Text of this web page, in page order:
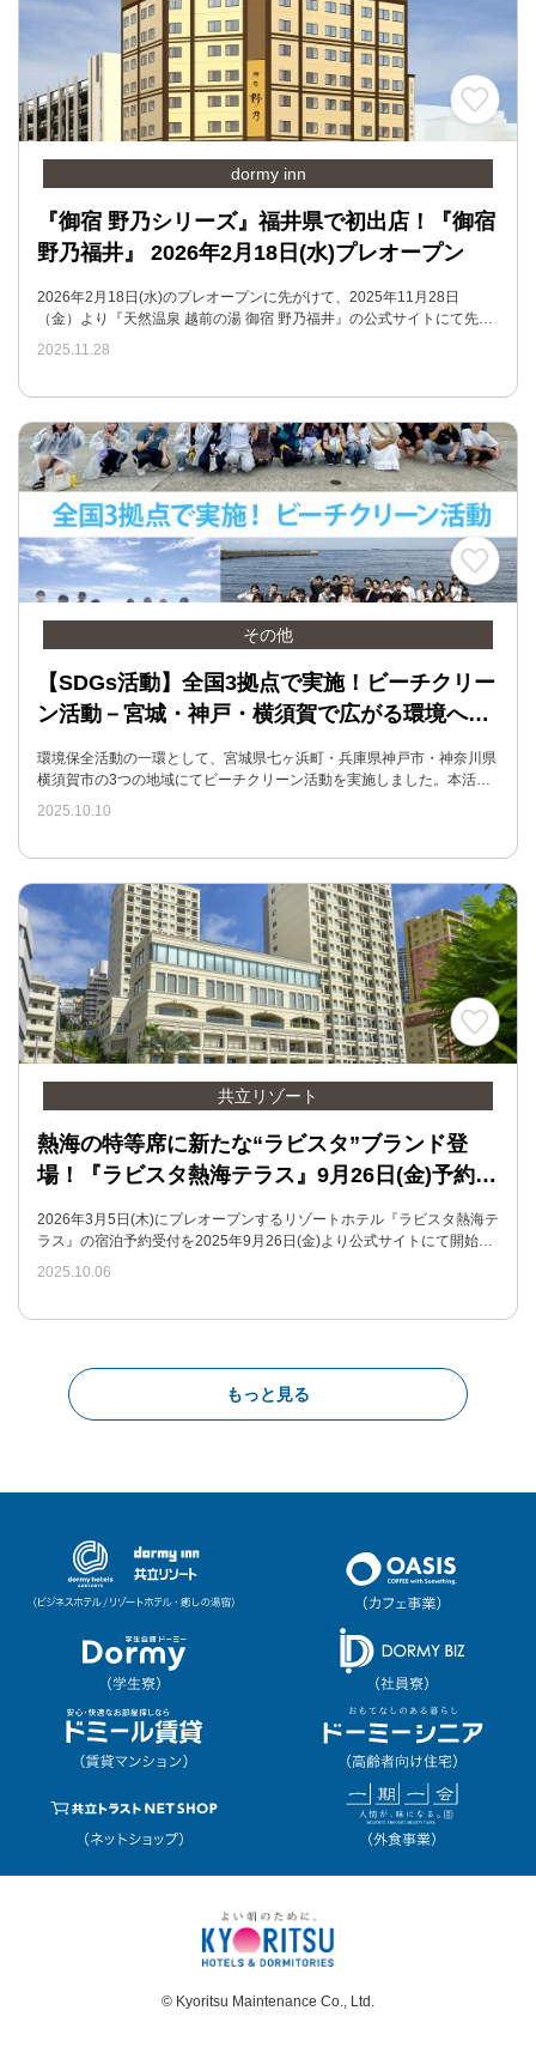
dormy inn
『御宿 野乃シリーズ』福井県で初出店！『御宿
野乃福井』 2026年2月18日(水)プレオープン
2026年2月18日(水)のプレオープンに先がけて、2025年11月28日
（金）より『天然温泉 越前の湯 御宿 野乃福井』の公式サイトにて先…
2025.11.28
その他
【SDGs活動】全国3拠点で実施！ビーチクリー
ン活動－宮城・神戸・横須賀で広がる環境へ…
環境保全活動の一環として、宮城県七ヶ浜町・兵庫県神戸市・神奈川県
横須賀市の3つの地域にてビーチクリーン活動を実施しました。本活…
2025.10.10
共立リゾート
熱海の特等席に新たな“ラビスタ”ブランド登
場！『ラビスタ熱海テラス』9月26日(金)予約…
2026年3月5日(木)にプレオープンするリゾートホテル『ラビスタ熱海テ
ラス』の宿泊予約受付を2025年9月26日(金)より公式サイトにて開始…
2025.10.06
もっと見る
© Kyoritsu Maintenance Co., Ltd.